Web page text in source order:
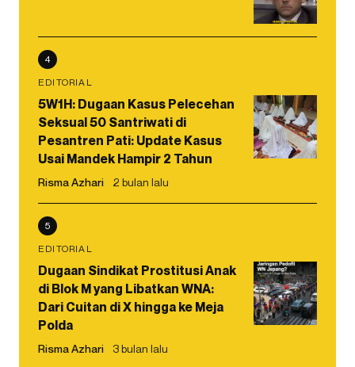
4
EDITORIAL
5W1H: Dugaan Kasus Pelecehan
Seksual 50 Santriwati di
Pesantren Pati: Update Kasus
Usai Mandek Hampir 2 Tahun
Risma Azhari 2 bulan lalu
5
EDITORIAL
Dugaan Sindikat Prostitusi Anak
di Blok M yang Libatkan WNA:
Dari Cuitan di X hingga ke Meja
Polda
Risma Azhari 3 bulan lalu